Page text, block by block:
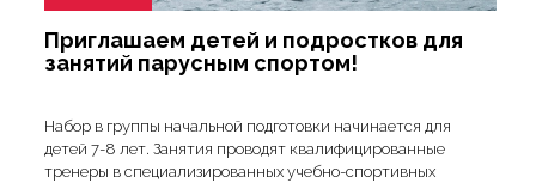
Приглашаем детей и подростков для
занятий парусным спортом!
Набор в группы начальной подготовки начинается для
детей 7-8 лет. Занятия проводят квалифицированные
тренеры в специализированных учебно-спортивных